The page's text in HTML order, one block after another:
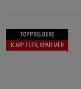
TOPPSELGERE
KJØP FLER, SPAR MER